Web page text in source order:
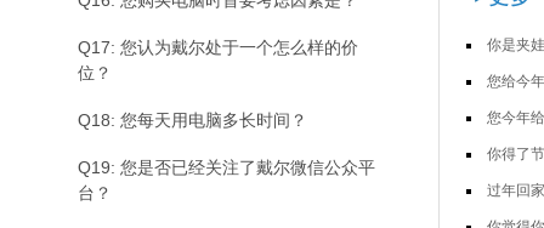
Q17: 您认为戴尔处于一个怎么样的价
位？
Q18: 您每天用电脑多长时间？
Q19: 您是否已经关注了戴尔微信公众平
台？
你是夹娃娃大神吗
您给今年的春晚打几分
您今年给亲朋好友拜年通过什么渠道
你得了节后上班综合症吗
过年回家，你父母逼你结婚了吗